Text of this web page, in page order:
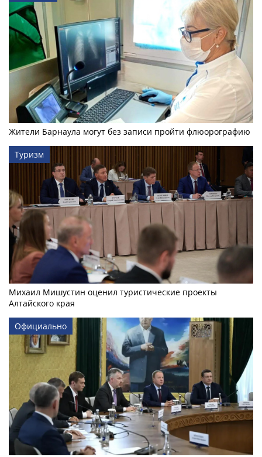
Жители Барнаула могут без записи пройти флюорографию
Туризм
Михаил Мишустин оценил туристические проекты
Алтайского края
Официально